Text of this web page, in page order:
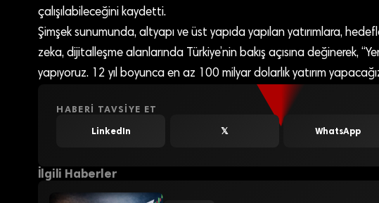
çalışılabileceğini kaydetti.
Şimşek sunumunda, altyapı ve üst yapıda yapılan yatırımlara,
zeka, dijitalleşme alanlarında Türkiye’nin bakış açısına değinerek,
yapıyoruz. 12 yıl boyunca en az 100 milyar dolarlık yatırım
HABERI TAVSIYE ET
LinkedIn 𝕏 WhatsApp
İlgili Haberler